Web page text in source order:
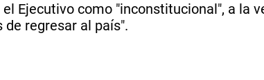
Ejecutivo como "inconstitucional", a la
regresar al país".